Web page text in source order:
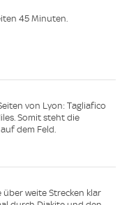
45 Minuten.
von Lyon: Tagliafico
Somit steht die
dem Feld.
weite Strecken klar